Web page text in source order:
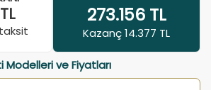
TL 273.156 TL
Kazanç 14.377 TL
Modelleri ve Fiyatları